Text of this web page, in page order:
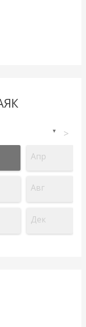
▼ >
Апр
Авг
Дек